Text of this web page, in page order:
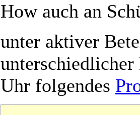
How auch an
unter aktiver
Uhr folgendes